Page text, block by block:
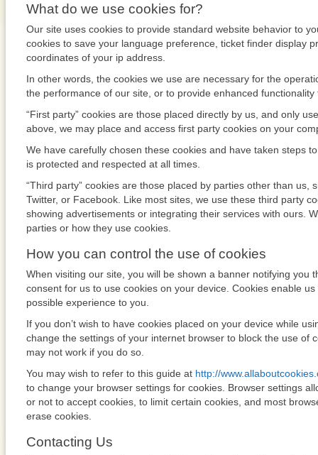
What do we use cookies for?
Our site uses cookies to provide standard website behavior to
cookies to save your language preference, ticket finder display
coordinates of your ip address.
In other words, the cookies we use are necessary for the
the performance of our site, or to provide enhanced functionality
“First party” cookies are those placed directly by us, and only
above, we may place and access first party cookies on your
We have carefully chosen these cookies and have taken steps
is protected and respected at all times.
“Third party” cookies are those placed by parties other than us,
Twitter, or Facebook. Like most sites, we use these third party
showing advertisements or integrating their services with ours.
parties or how they use cookies.
How you can control the use of cookies
When visiting our site, you will be shown a banner notifying you
consent for us to use cookies on your device. Cookies enable
possible experience to you.
If you don’t wish to have cookies placed on your device while
change the settings of your internet browser to block the use of
may not work if you do so.
You may wish to refer to this guide at http://
to change your browser settings for cookies. Browser settings
or not to accept cookies, to limit certain cookies, and most
erase cookies.
Contacting Us